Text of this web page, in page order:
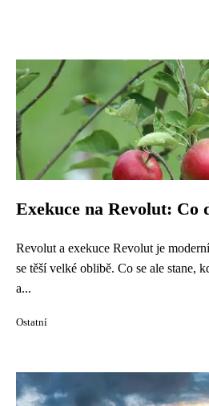
Exekuce na Revolut: Co
Revolut a exekuce Revolut je
se těší velké oblibě. Co se ale stane,
a...
Ostatní